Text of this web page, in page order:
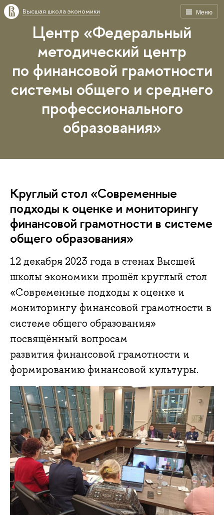
Меню
Высшая школа экономики
Центр «Федеральный
методический центр
по финансовой грамотности
системы общего и среднего
профессионального
образования»
Круглый стол «Современные
подходы к оценке и мониторингу
финансовой грамотности в системе
общего образования»
12 декабря 2023 года в стенах Высшей
школы экономики прошёл круглый стол
«Современные подходы к оценке и
мониторингу финансовой грамотности в
системе общего образования»
посвящённый вопросам
развития финансовой грамотности и
формированию финансовой культуры.